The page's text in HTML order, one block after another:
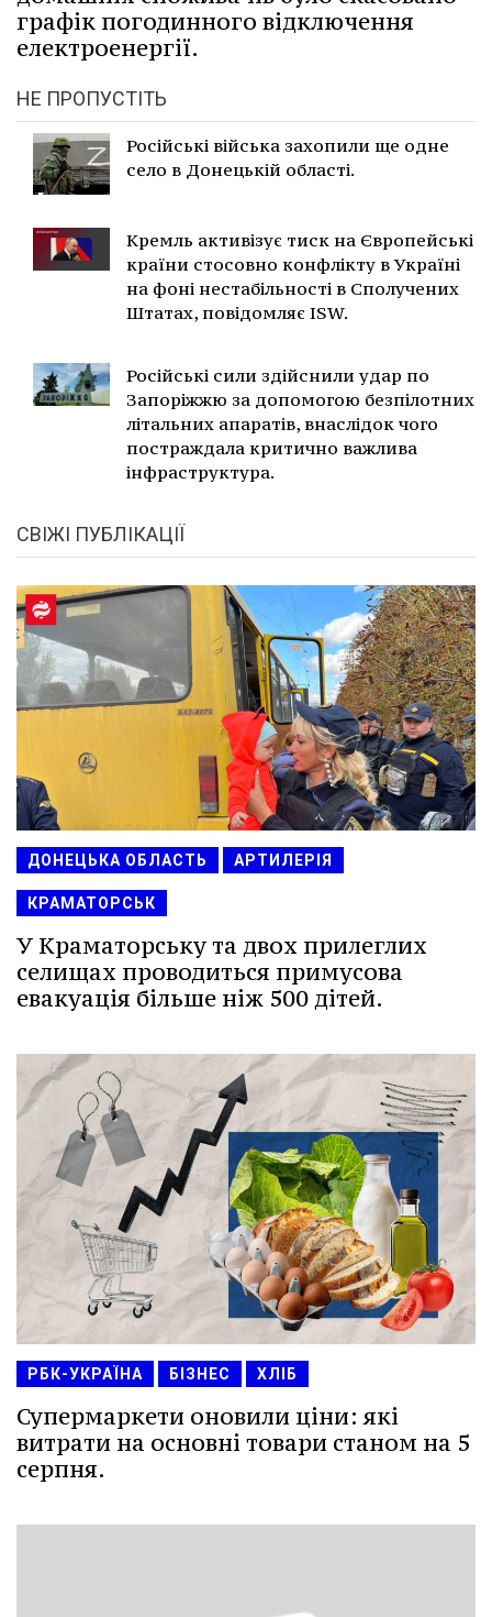
графік погодинного відключення
електроенергії.
НЕ ПРОПУСТІТЬ
Російські війська захопили ще одне
село в Донецькій області.
Кремль активізує тиск на Європейські
країни стосовно конфлікту в Україні
на фоні нестабільності в Сполучених
Штатах, повідомляє ISW.
Російські сили здійснили удар по
Запоріжжю за допомогою безпілотних
літальних апаратів, внаслідок чого
постраждала критично важлива
інфраструктура.
СВІЖІ ПУБЛІКАЦІЇ
ДОНЕЦЬКА ОБЛАСТЬ АРТИЛЕРІЯ
КРАМАТОРСЬК
У Краматорську та двох прилеглих
селищах проводиться примусова
евакуація більше ніж 500 дітей.
РБК-УКРАЇНА БІЗНЕС ХЛІБ
Супермаркети оновили ціни: які
витрати на основні товари станом на 5
серпня.